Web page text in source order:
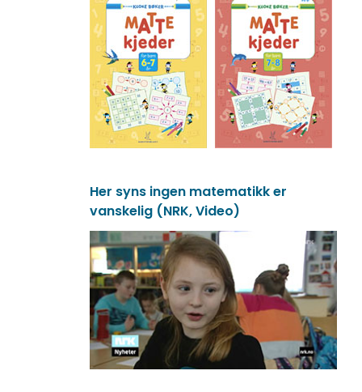
Her syns ingen matematikk er
vanskelig (NRK, Video)